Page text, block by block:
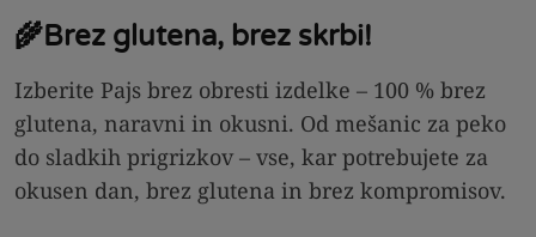
🌾Brez glutena, brez skrbi!
Izberite Pajs brez obresti izdelke – 100 % brez
glutena, naravni in okusni. Od mešanic za peko
do sladkih prigrizkov – vse, kar potrebujete za
okusen dan, brez glutena in brez kompromisov.